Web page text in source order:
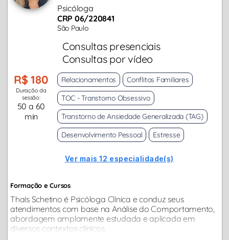
Psicóloga
CRP 06/220841
São Paulo
Consultas presenciais
Consultas por vídeo
R$ 180
Duração da
sessão:
50 a 60
min
Relacionamentos
Conflitos Familiares
TOC - Transtorno Obsessivo
Transtorno de Ansiedade Generalizada (TAG)
Desenvolvimento Pessoal
Estresse
Ver mais 12 especialidade(s)
Formação e Cursos
Thaís Schetino é Psicóloga Clínica e conduz seus
atendimentos com base na Análise do Comportamento,
abordagem amplamente estudada e aplicada em
diversos contextos clínicos.